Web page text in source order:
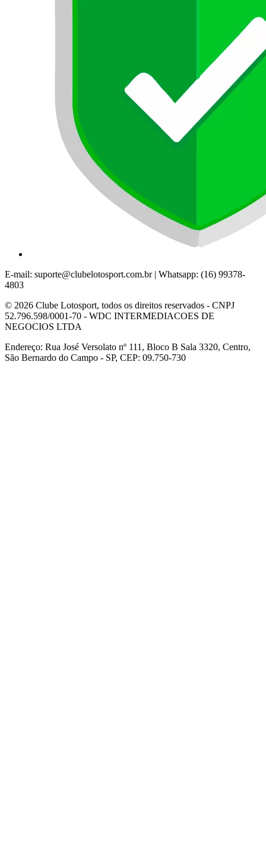
E-mail: suporte@clubelotosport.com.br| Whatsapp: (16) 99378-
4803
© 2026 Clube Lotosport, todos os direitos reservados - CNPJ
52.796.598/0001-70 - WDC INTERMEDIACOES DE
NEGOCIOS LTDA
Endereço: Rua José Versolato nº 111, Bloco B Sala 3320, Centro,
São Bernardo do Campo - SP, CEP: 09.750-730